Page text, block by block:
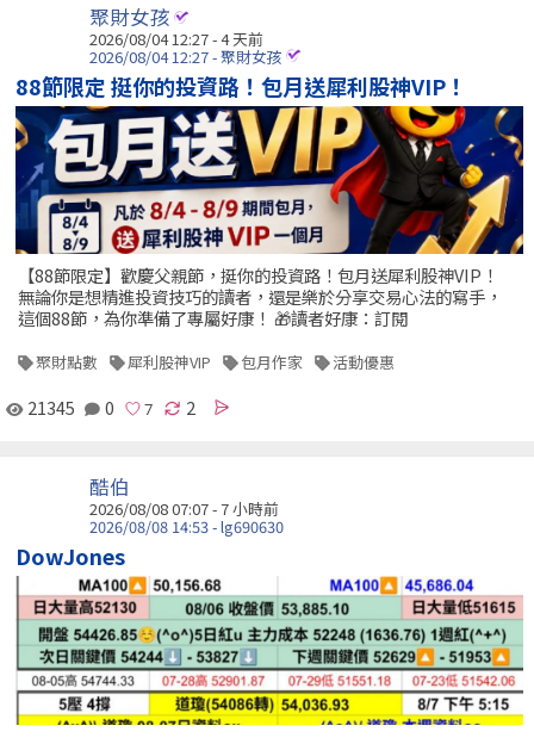
聚財女孩
2026/08/04 12:27 - 4 天前
2026/08/04 12:27 - 聚財女孩
88節限定 挺你的投資路！包月送犀利股神VIP！
【88節限定】歡慶父親節，挺你的投資路！包月送犀利股神VIP！
無論你是想精進投資技巧的讀者，還是樂於分享交易心法的寫手，
這個88節，為你準備了專屬好康！ 🎁讀者好康：訂閱
聚財點數 犀利股神VIP 包月作家 活動優惠
21345 0 2
酷伯
2026/08/08 07:07 - 7 小時前
2026/08/08 14:53 - lg690630
DowJones